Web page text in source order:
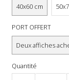
40x60 cm
PORT OFFERT
Deux affiches
Quantité